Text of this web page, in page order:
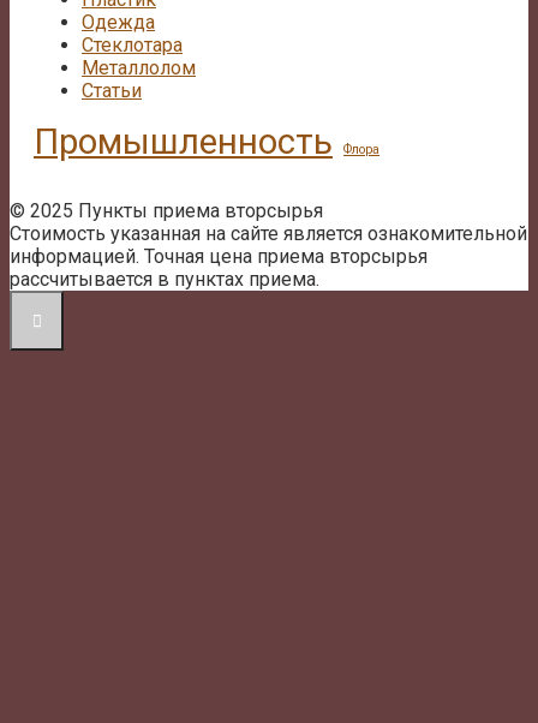
Одежда
Стеклотара
Металлолом
Статьи
Промышленность Флора
© 2025 Пункты приема вторсырья
Стоимость указанная на сайте является ознакомительной
информацией. Точная цена приема вторсырья
рассчитывается в пунктах приема.